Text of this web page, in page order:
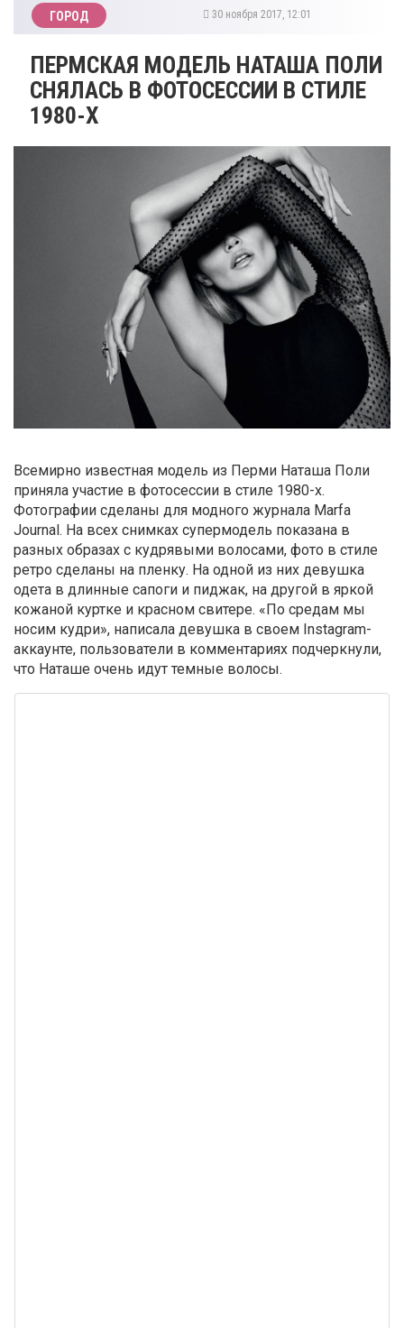
ГОРОД 30 ноября 2017, 12:01
ПЕРМСКАЯ МОДЕЛЬ НАТАША ПОЛИ
СНЯЛАСЬ В ФОТОСЕССИИ В СТИЛЕ
1980-Х
Всемирно известная модель из Перми Наташа Поли
приняла участие в фотосессии в стиле 1980-х.
Фотографии сделаны для модного журнала Marfa
Journal. На всех снимках супермодель показана в
разных образах с кудрявыми волосами, фото в стиле
ретро сделаны на пленку. На одной из них девушка
одета в длинные сапоги и пиджак, на другой в яркой
кожаной куртке и красном свитере. «По средам мы
носим кудри», написала девушка в своем Instagram-
аккаунте, пользователи в комментариях подчеркнули,
что Наташе очень идут темные волосы.